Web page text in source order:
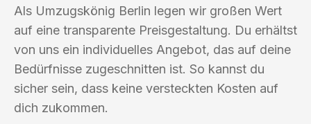
Als Umzugskönig Berlin legen wir großen Wert
auf eine transparente Preisgestaltung. Du erhältst
von uns ein individuelles Angebot, das auf deine
Bedürfnisse zugeschnitten ist. So kannst du
sicher sein, dass keine versteckten Kosten auf
dich zukommen.